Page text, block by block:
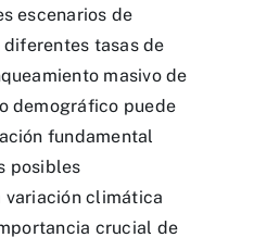
escenarios de
tasas de
masivo de
demográfico puede
fundamental
posibles
variación climática
crucial de